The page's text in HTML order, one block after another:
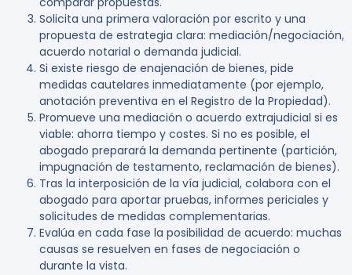
Solicita una primera valoración por escrito y una
propuesta de estrategia clara: mediación/negociación,
acuerdo notarial o demanda judicial.
Si existe riesgo de enajenación de bienes, pide
medidas cautelares inmediatamente (por ejemplo,
anotación preventiva en el Registro de la Propiedad).
Promueve una mediación o acuerdo extrajudicial si es
viable: ahorra tiempo y costes. Si no es posible, el
abogado preparará la demanda pertinente (partición,
impugnación de testamento, reclamación de bienes).
Tras la interposición de la vía judicial, colabora con el
abogado para aportar pruebas, informes periciales y
solicitudes de medidas complementarias.
Evalúa en cada fase la posibilidad de acuerdo: muchas
causas se resuelven en fases de negociación o
durante la vista.